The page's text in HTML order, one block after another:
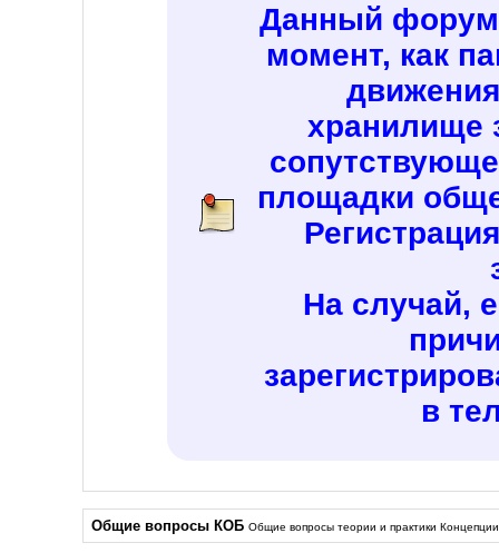
Данный форум
момент, как
хранилище
площадки
На случай,
в
Общие вопросы КОБ Общие вопросы теории и практики